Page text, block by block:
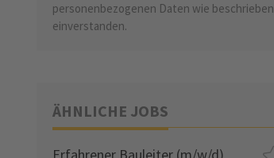
personenbezogenen Daten wie beschrieben
einverstanden.
ÄHNLICHE JOBS